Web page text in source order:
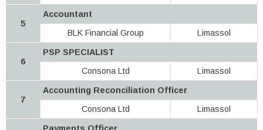
5
Accountant
BLK Financial Group
Limassol
6
PSP SPECIALIST
Consona Ltd
Limassol
7
Accounting Reconciliation Officer
Consona Ltd
Limassol
Payments Officer